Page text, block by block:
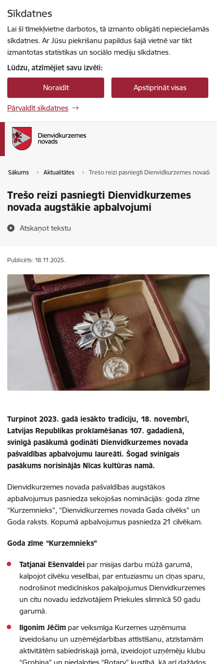
Sīkdatnes
Lai šī tīmekļvietne darbotos, tā izmanto obligāti nepieciešamās
sīkdatnes. Ar Jūsu piekrišanu papildus šajā vietnē var tikt
izmantotas statistikas un sociālo mediju sīkdatnes.
Lūdzu, atzīmējiet savu izvēli:
Noraidīt Apstiprināt visas
Pārvaldīt sīkdatnes
Sākums Aktualitātes Trešo reizi pasniegti Dienvidkurzemes novada
Trešo reizi pasniegti Dienvidkurzemes
novada augstākie apbalvojumi
Atskaņot tekstu
Publicēts: 18.11.2025.
Turpinot 2023. gadā iesākto tradīciju, 18. novembrī,
Latvijas Republikas proklamēšanas 107. gadadienā,
svinīgā pasākumā godināti Dienvidkurzemes novada
pašvaldības apbalvojumu laureāti. Šogad svinīgais
pasākums norisinājās Nīcas kultūras namā.
Dienvidkurzemes novada pašvaldības augstākos
apbalvojumus pasniedza sekojošas nominācijās: goda zīme
“Kurzemnieks”, “Dienvidkurzemes novada Gada cilvēks” un
Goda raksts. Kopumā apbalvojumus pasniedza 21 cilvēkam.
Goda zīme “Kurzemnieks”
Tatjanai Ešenvaldei par misijas darbu mūžā garumā,
kalpojot cilvēku veselībai, par entuziasmu un cīņas sparu,
nodrošinot medicīniskos pakalpojumus Dienvidkurzemes
un citu novadu iedzīvotājiem Priekules slimnīcā 50 gadu
garumā.
Ilgonim Jēčim par veiksmīga Kurzemes uzņēmuma
izveidošanu un uzņēmējdarbības attīstīšanu, atzīstamām
aktivitātēm sabiedriskajā jomā, izveidojot uzņēmēju klubu
“Grobiņa” un piedaloties “Rotary” kustībā, kā arī dažādos